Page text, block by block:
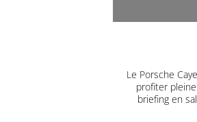
Le Porsche
profiter
briefing en